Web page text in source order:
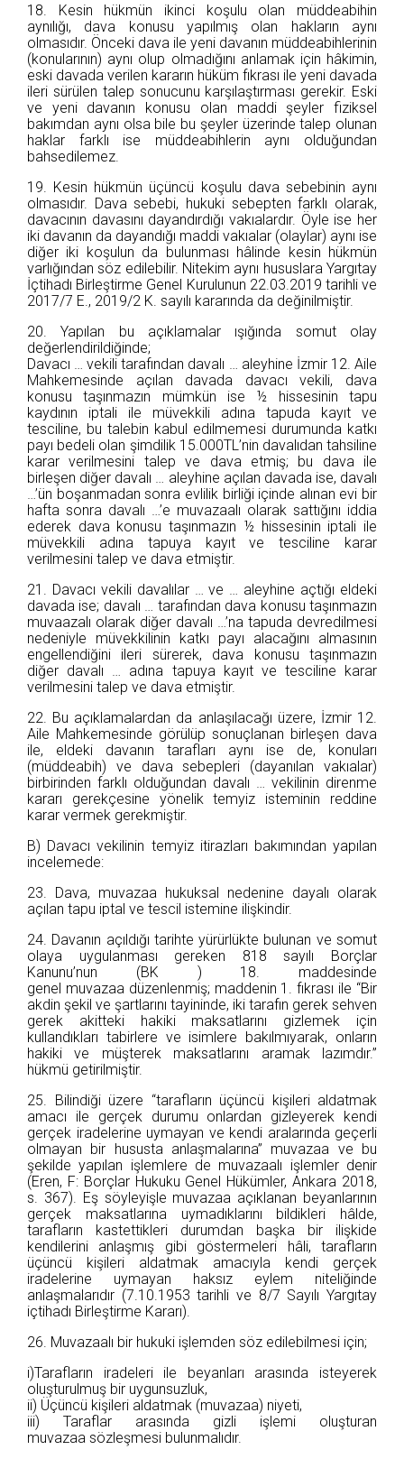
18. Kesin hükmün ikinci koşulu olan müddeabihin
aynılığı, dava konusu yapılmış olan hakların aynı
olmasıdır. Önceki dava ile yeni davanın müddeabihlerinin
(konularının) aynı olup olmadığını anlamak için hâkimin,
eski davada verilen kararın hüküm fıkrası ile yeni davada
ileri sürülen talep sonucunu karşılaştırması gerekir. Eski
ve yeni davanın konusu olan maddi şeyler fiziksel
bakımdan aynı olsa bile bu şeyler üzerinde talep olunan
haklar farklı ise müddeabihlerin aynı olduğundan
bahsedilemez.
19. Kesin hükmün üçüncü koşulu dava sebebinin aynı
olmasıdır. Dava sebebi, hukuki sebepten farklı olarak,
davacının davasını dayandırdığı vakıalardır. Öyle ise her
iki davanın da dayandığı maddi vakıalar (olaylar) aynı ise
diğer iki koşulun da bulunması hâlinde kesin hükmün
varlığından söz edilebilir. Nitekim aynı hususlara Yargıtay
İçtihadı Birleştirme Genel Kurulunun 22.03.2019 tarihli ve
2017/7 E., 2019/2 K. sayılı kararında da değinilmiştir.
20. Yapılan bu açıklamalar ışığında somut olay
değerlendirildiğinde;
Davacı … vekili tarafından davalı … aleyhine İzmir 12. Aile
Mahkemesinde açılan davada davacı vekili, dava
konusu taşınmazın mümkün ise ½ hissesinin tapu
kaydının iptali ile müvekkili adına tapuda kayıt ve
tesciline, bu talebin kabul edilmemesi durumunda katkı
payı bedeli olan şimdilik 15.000TL’nin davalıdan tahsiline
karar verilmesini talep ve dava etmiş; bu dava ile
birleşen diğer davalı … aleyhine açılan davada ise, davalı
…’ün boşanmadan sonra evlilik birliği içinde alınan evi bir
hafta sonra davalı …’e muvazaalı olarak sattığını iddia
ederek dava konusu taşınmazın ½ hissesinin iptali ile
müvekkili adına tapuya kayıt ve tesciline karar
verilmesini talep ve dava etmiştir.
21. Davacı vekili davalılar … ve … aleyhine açtığı eldeki
davada ise; davalı … tarafından dava konusu taşınmazın
muvaazalı olarak diğer davalı …’na tapuda devredilmesi
nedeniyle müvekkilinin katkı payı alacağını almasının
engellendiğini ileri sürerek, dava konusu taşınmazın
diğer davalı … adına tapuya kayıt ve tesciline karar
verilmesini talep ve dava etmiştir.
22. Bu açıklamalardan da anlaşılacağı üzere, İzmir 12.
Aile Mahkemesinde görülüp sonuçlanan birleşen dava
ile, eldeki davanın tarafları aynı ise de, konuları
(müddeabih) ve dava sebepleri (dayanılan vakıalar)
birbirinden farklı olduğundan davalı … vekilinin direnme
kararı gerekçesine yönelik temyiz isteminin reddine
karar vermek gerekmiştir.
B) Davacı vekilinin temyiz itirazları bakımından yapılan
incelemede:
23. Dava, muvazaa hukuksal nedenine dayalı olarak
açılan tapu iptal ve tescil istemine ilişkindir.
24. Davanın açıldığı tarihte yürürlükte bulunan ve somut
olaya uygulanması gereken 818 sayılı Borçlar
Kanunu’nun (BK ) 18. maddesinde
genel muvazaa düzenlenmiş; maddenin 1. fıkrası ile “Bir
akdin şekil ve şartlarını tayininde, iki tarafın gerek sehven
gerek akitteki hakiki maksatlarını gizlemek için
kullandıkları tabirlere ve isimlere bakılmıyarak, onların
hakiki ve müşterek maksatlarını aramak lazımdır.”
hükmü getirilmiştir.
25. Bilindiği üzere “tarafların üçüncü kişileri aldatmak
amacı ile gerçek durumu onlardan gizleyerek kendi
gerçek iradelerine uymayan ve kendi aralarında geçerli
olmayan bir hususta anlaşmalarına” muvazaa ve bu
şekilde yapılan işlemlere de muvazaalı işlemler denir
(Eren, F: Borçlar Hukuku Genel Hükümler, Ankara 2018,
s. 367). Eş söyleyişle muvazaa açıklanan beyanlarının
gerçek maksatlarına uymadıklarını bildikleri hâlde,
tarafların kastettikleri durumdan başka bir ilişkide
kendilerini anlaşmış gibi göstermeleri hâli, tarafların
üçüncü kişileri aldatmak amacıyla kendi gerçek
iradelerine uymayan haksız eylem niteliğinde
anlaşmalarıdır (7.10.1953 tarihli ve 8/7 Sayılı Yargıtay
içtihadı Birleştirme Kararı).
26. Muvazaalı bir hukuki işlemden söz edilebilmesi için;
i)Tarafların iradeleri ile beyanları arasında isteyerek
oluşturulmuş bir uygunsuzluk,
ii) Üçüncü kişileri aldatmak (muvazaa) niyeti,
iii) Taraflar arasında gizli işlemi oluşturan
muvazaa sözleşmesi bulunmalıdır.